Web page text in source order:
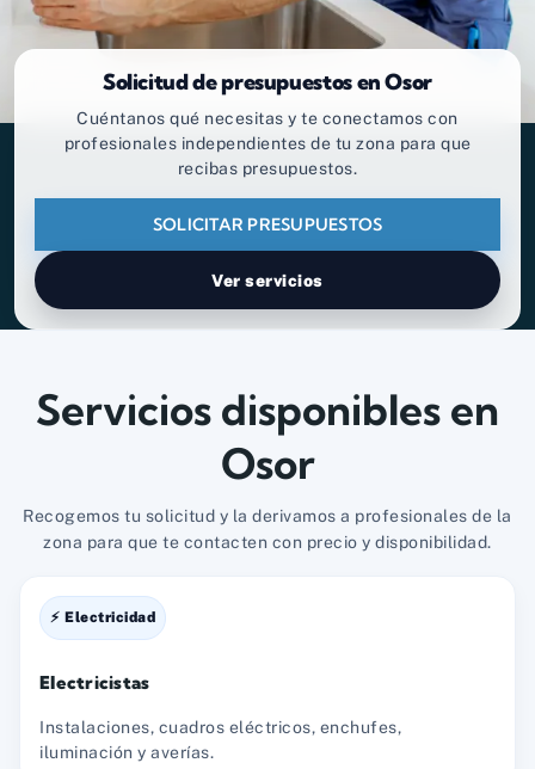
Solicitud de presupuestos en Osor
Cuéntanos qué necesitas y te conectamos con
profesionales independientes de tu zona para que
recibas presupuestos.
SOLICITAR PRESUPUESTOS
Ver servicios
Servicios disponibles en
Osor
Recogemos tu solicitud y la derivamos a profesionales de la
zona para que te contacten con precio y disponibilidad.
⚡ Electricidad
Electricistas
Instalaciones, cuadros eléctricos, enchufes,
iluminación y averías.